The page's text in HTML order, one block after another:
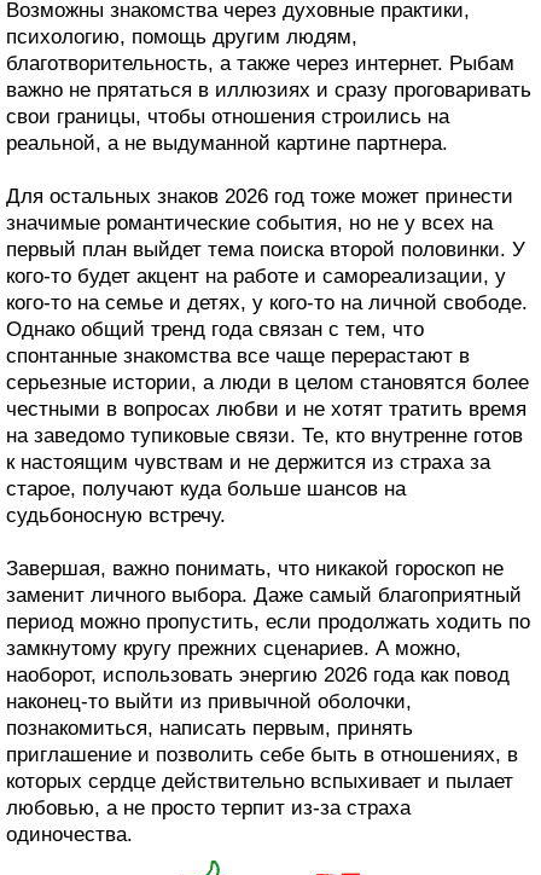
Возможны знакомства через духовные практики,
психологию, помощь другим людям,
благотворительность, а также через интернет. Рыбам
важно не прятаться в иллюзиях и сразу проговаривать
свои границы, чтобы отношения строились на
реальной, а не выдуманной картине партнера.
Для остальных знаков 2026 год тоже может принести
значимые романтические события, но не у всех на
первый план выйдет тема поиска второй половинки. У
кого-то будет акцент на работе и самореализации, у
кого-то на семье и детях, у кого-то на личной свободе.
Однако общий тренд года связан с тем, что
спонтанные знакомства все чаще перерастают в
серьезные истории, а люди в целом становятся более
честными в вопросах любви и не хотят тратить время
на заведомо тупиковые связи. Те, кто внутренне готов
к настоящим чувствам и не держится из страха за
старое, получают куда больше шансов на
судьбоносную встречу.
Завершая, важно понимать, что никакой гороскоп не
заменит личного выбора. Даже самый благоприятный
период можно пропустить, если продолжать ходить по
замкнутому кругу прежних сценариев. А можно,
наоборот, использовать энергию 2026 года как повод
наконец-то выйти из привычной оболочки,
познакомиться, написать первым, принять
приглашение и позволить себе быть в отношениях, в
которых сердце действительно вспыхивает и пылает
любовью, а не просто терпит из‑за страха
одиночества.